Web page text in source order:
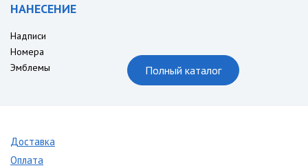
НАНЕСЕНИЕ
Надписи
Номера
Эмблемы
Полный каталог
Доставка
Оплата